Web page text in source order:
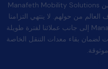
الأشخاص ذوي الاحتياجات الخاصة. تؤمن Manafeth Mobility Solutions
من حولهم. لا ينتهي التزامنا
بالبيع. تقف Manafeth Mobility Solutions إلى جانب عملائنا لفترة طويلة
لضمان بقاء معدات التنقل الخاصة